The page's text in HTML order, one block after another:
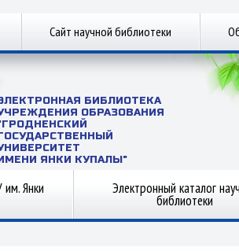
Сайт научной библиотеки
БИБЛИОТЕКА
ОБРАЗОВАНИЯ
ЯНКИ КУПАЛЫ"
им. Янки Электронный каталог
библиотеки